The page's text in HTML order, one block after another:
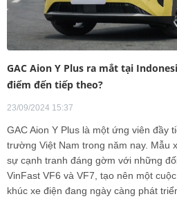
GAC Aion Y Plus ra mắt tại
điểm đến tiếp theo?
23/09/2024 15:37
GAC Aion Y Plus là một ứng viên đầy
trường Việt Nam trong năm nay. Mẫu
sự cạnh tranh đáng gờm với những
VinFast VF6 và VF7, tạo nên một
khúc xe điện đang ngày càng phát